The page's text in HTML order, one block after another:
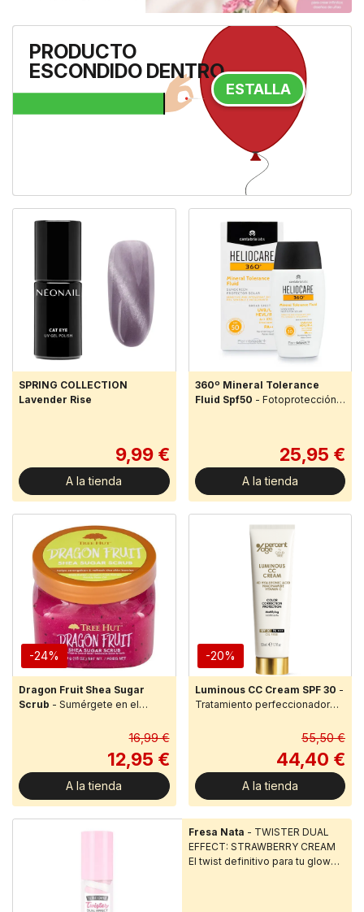
Fame In Love 50ML
A la tienda
PRODUCTO
ESCONDIDO DENTRO
ESTALLA
SPRING COLLECTION
Lavender Rise
9,99 €
A la tienda
360º Mineral Tolerance
Fluid Spf50 - Fotoprotección
25,95 €
A la tienda
-24%
Dragon Fruit Shea Sugar
Scrub - Sumérgete en el
aroma de inspiración tropical.
Su combinación única de ex...
16,99 €
12,95 €
A la tienda
-20%
Luminous CC Cream SPF 30 -
Tratamiento perfeccionador
55,50 €
44,40 €
A la tienda
Fresa Nata - TWISTER DUAL
EFFECT: STRAWBERRY CREAM
El twist definitivo para tu glow